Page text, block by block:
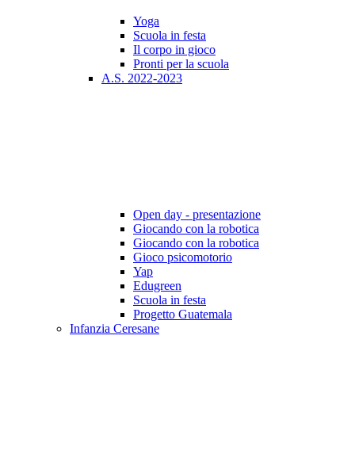
Yoga
Scuola in festa
Il corpo in gioco
Pronti per la scuola
A.S. 2022-2023
Open day - presentazione
Giocando con la robotica
Giocando con la robotica
Gioco psicomotorio
Yap
Edugreen
Scuola in festa
Progetto Guatemala
Infanzia Ceresane